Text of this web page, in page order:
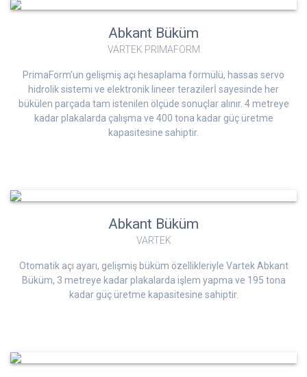
Abkant Büküm
VARTEK PRIMAFORM
PrimaForm’un gelişmiş açı hesaplama formülü, hassas servo
hidrolik sistemi ve elektronik lineer terazilerİ sayesinde her
bükülen parçada tam istenilen ölçüde sonuçlar alınır. 4 metreye
kadar plakalarda çalışma ve 400 tona kadar güç üretme
kapasitesine sahiptir.
Abkant Büküm
VARTEK
Otomatik açı ayarı, gelişmiş büküm özellikleriyle Vartek Abkant
Büküm, 3 metreye kadar plakalarda işlem yapma ve 195 tona
kadar güç üretme kapasitesine sahiptir.